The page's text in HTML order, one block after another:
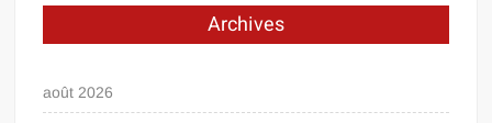
Archives
août 2026